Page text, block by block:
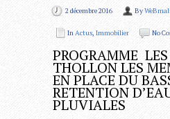
2 décembre 2016 By
InActus, Immobilier No
PROGRAMME
THOLLON LES
EN PLACE DU
RETENTION
PLUVIALES